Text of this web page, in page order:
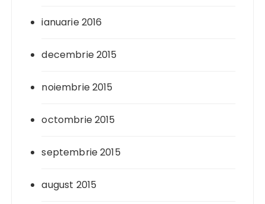
ianuarie 2016
decembrie 2015
noiembrie 2015
octombrie 2015
septembrie 2015
august 2015